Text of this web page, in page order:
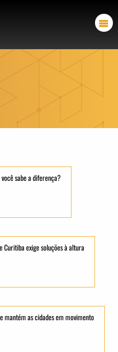
sabe a diferença?
Curitiba exige soluções à altura
mantém as cidades em movimento